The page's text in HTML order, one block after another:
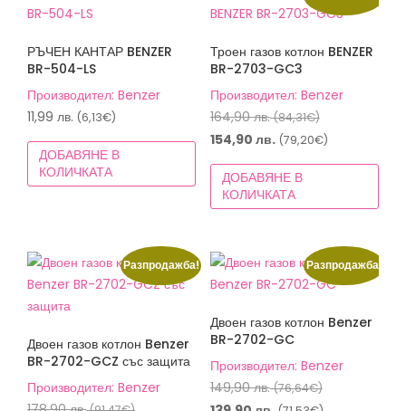
РЪЧЕН КАНТАР BENZER
BR-504-LS
Производител: Benzer
11,99 лв. (6,13€)
ДОБАВЯНЕ В
КОЛИЧКАТА
Троен газов котлон BENZER
BR-2703-GC3
Производител: Benzer
164,90лв.(84,31€)Original
price
154,90 лв.(79,20€)Текущата
цена
154,90 лв.
ДОБАВЯНЕ В
КОЛИЧКАТА
Разпродажба!
Двоен газов котлон Benzer
BR-2702-GCZ със защита
Производител: Benzer
Разпродажба!
Двоен газов котлон Benzer
BR-2702-GC
Производител: Benzer
149,90лв.(76,64€)Original